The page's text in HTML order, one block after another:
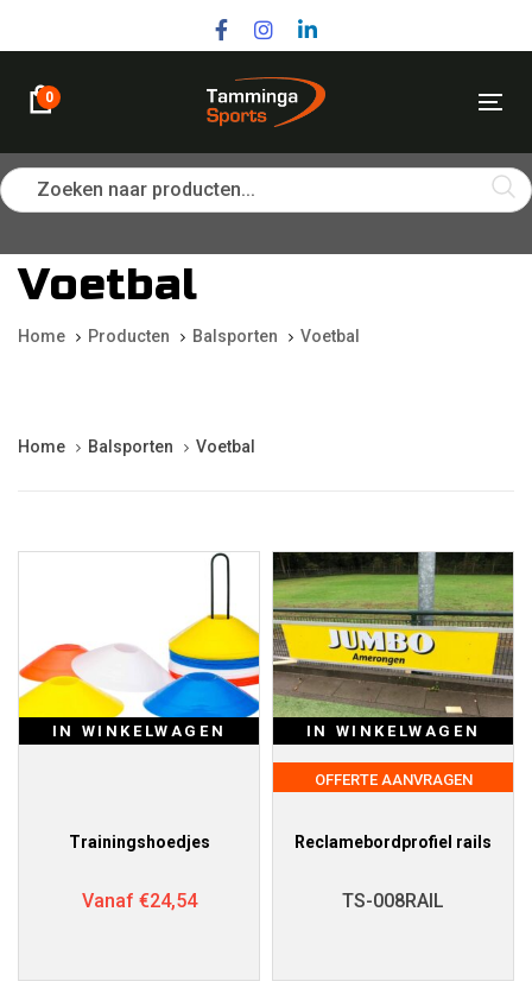
navigation
content
0
Zoeken naar producten...
Voetbal
Home Producten Balsporten Voetbal
Home Balsporten Voetbal
IN WINKELWAGEN
Trainingshoedjes
Vanaf €24,54
IN WINKELWAGEN
OFFERTE AANVRAGEN
Reclamebordprofiel rails
TS-008RAIL